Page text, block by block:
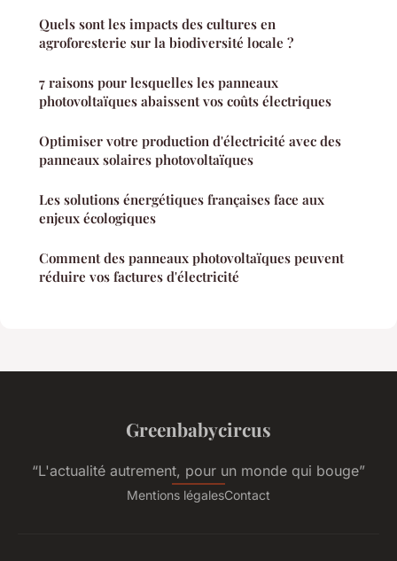
Quels sont les impacts des cultures en
agroforesterie sur la biodiversité locale ?
7 raisons pour lesquelles les panneaux
photovoltaïques abaissent vos coûts électriques
Optimiser votre production d'électricité avec des
panneaux solaires photovoltaïques
Les solutions énergétiques françaises face aux
enjeux écologiques
Comment des panneaux photovoltaïques peuvent
réduire vos factures d'électricité
Greenbabycircus
“L'actualité autrement, pour un monde qui bouge”
Mentions légalesContact